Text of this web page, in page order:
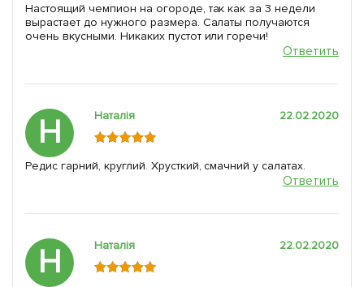
Настоящий чемпион на огороде, так как за 3 недели
вырастает до нужного размера. Салаты получаются
очень вкусными. Никаких пустот или горечи!
Ответить
Н Наталія 22.02.2020
Редис гарний, круглий. Хрусткий, смачний у салатах.
Ответить
Н Наталія 22.02.2020